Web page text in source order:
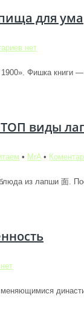
для ума
нет
Фишка книги —
ТОП виды
• MrA •
из лапши 面.